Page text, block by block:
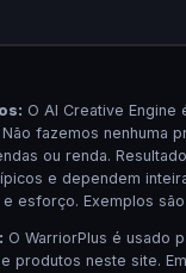
O AI Creative Engine
fazemos nenhuma
ou renda.
e dependem
esforço. Exemplos
O WarriorPlus é usado
produtos neste site.